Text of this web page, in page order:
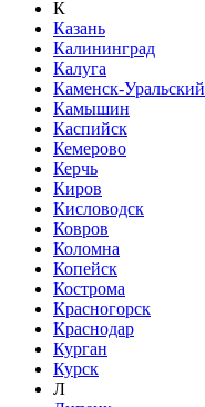
К
Казань
Калининград
Калуга
Каменск-Уральский
Камышин
Каспийск
Кемерово
Керчь
Киров
Кисловодск
Ковров
Коломна
Копейск
Кострома
Красногорск
Краснодар
Курган
Курск
Л